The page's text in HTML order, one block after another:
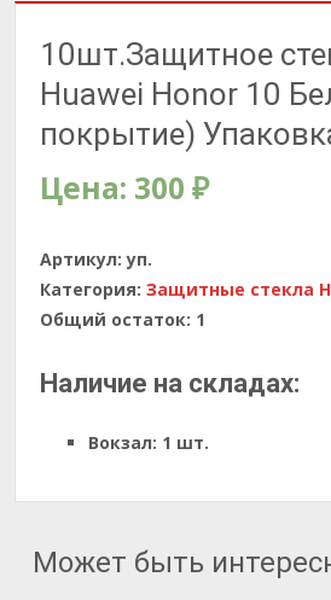
10шт.Защитное
Huawei Honor 10
покрытие)
Цена: 300 ₽
Артикул:уп.
Категория: Защитные стекла
Общий остаток: 1
Наличие на складах:
Вокзал: 1 шт.
Может быть